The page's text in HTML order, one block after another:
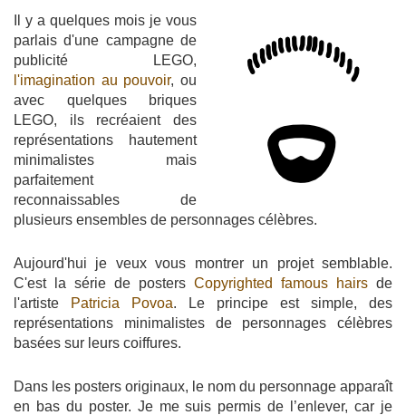
Il y a quelques mois je vous
parlais d'une campagne de
publicité LEGO,
l'imagination au pouvoir, ou
avec quelques briques
LEGO, ils recréaient des
représentations hautement
minimalistes mais
parfaitement
reconnaissables de
plusieurs ensembles de personnages célèbres.
Aujourd'hui je veux vous montrer un projet semblable.
C'est la série de posters Copyrighted famous hairs de
l'artiste
Patricia Povoa. Le principe est simple, des
représentations minimalistes de personnages célèbres
basées sur leurs coiffures.
Dans les posters originaux, le nom du personnage apparaît
en bas du poster. Je me suis permis de l’enlever, car je